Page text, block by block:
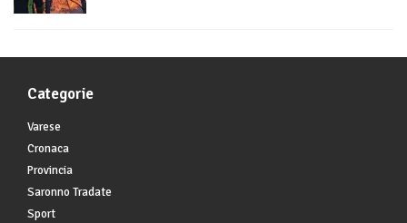
Categorie
Varese
Cronaca
Provincia
Saronno Tradate
Sport